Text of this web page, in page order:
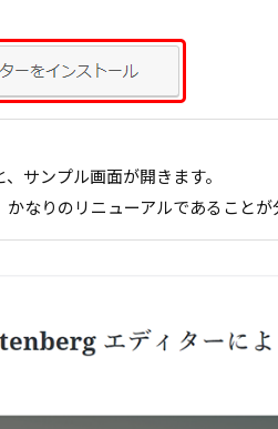
サンプル画面が開きます。
なりのリニューアルであることが